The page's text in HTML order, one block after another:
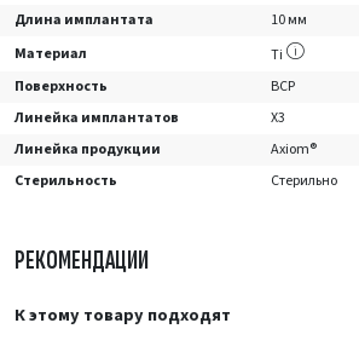
Длина имплантата
10 мм
Материал
Ti
Поверхность
BCP
Линейка имплантатов
X3
Линейка продукции
Axiom®
Стерильность
Стерильно
РЕКОМЕНДАЦИИ
К этому товару подходят